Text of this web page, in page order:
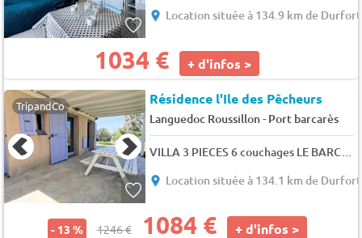
Location située à 134.9 km de Durfort
1034 € + d'infos >
TripandCo Résidence l'Ile des Pêcheurs
Languedoc Roussillon- Port barcarès
VILLA 3 PIECES 6 couchages LE BARCARES - 6 pers. - 43m2 - TV
Location située à 134.1 km de Durfort
- 13 % 1246 € 1084 € + d'infos >